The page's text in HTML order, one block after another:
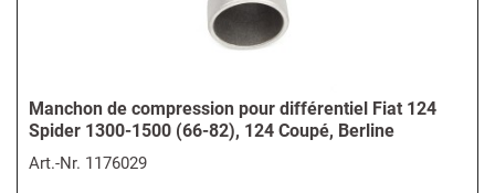
Manchon de compression pour différentiel Fiat 124
Spider 1300-1500 (66-82), 124 Coupé, Berline
Art.-Nr. 1176029